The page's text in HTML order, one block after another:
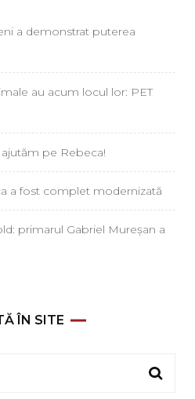
a demonstrat puterea
au acum locul lor: PET
pe Rebeca!
a fost complet modernizată
primarul Gabriel Mureșan a
ÎN SITE